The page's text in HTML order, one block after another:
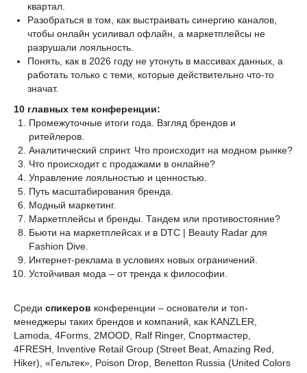
квартал.
Разобраться в том, как выстраивать синергию каналов,
чтобы онлайн усиливал офлайн, а маркетплейсы не
разрушали лояльность.
Понять, как в 2026 году не утонуть в массивах данных, а
работать только с теми, которые действительно что-то
значат.
10 главных тем конференции:
Промежуточные итоги года. Взгляд брендов и
ритейлеров.
Аналитический спринт. Что происходит на модном рынке?
Что происходит с продажами в онлайне?
Управление лояльностью и ценностью.
Путь масштабирования бренда.
Модный маркетинг.
Маркетплейсы и бренды. Тандем или противостояние?
Бьюти на маркетплейсах и в DTC | Beauty Radar для
Fashion Dive.
Интернет-реклама в условиях новых ограничений.
Устойчивая мода – от тренда к философии.
Среди спикеров конференции – основатели и топ-
менеджеры таких брендов и компаний, как KANZLER,
Lamoda, 4Forms, 2MOOD, Ralf Ringer, Спортмастер,
4FRESH, Inventive Retail Group (Street Beat, Amazing Red,
Hiker), «Гельтек», Poison Drop, Benetton Russia (United Colors